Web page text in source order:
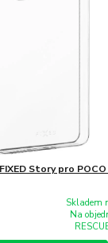
Story pro POCO
Skladem
Na